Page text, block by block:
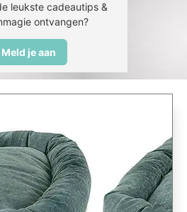
leukste cadeautips &
ontvangen?
Meld je aan